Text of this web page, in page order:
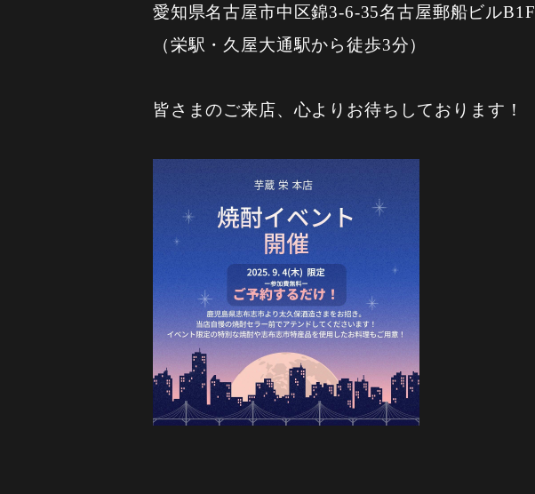
愛知県名古屋市中区錦3-6-35名古屋郵船ビルB1F
（栄駅・久屋大通駅から徒歩3分）
皆さまのご来店、心よりお待ちしております！